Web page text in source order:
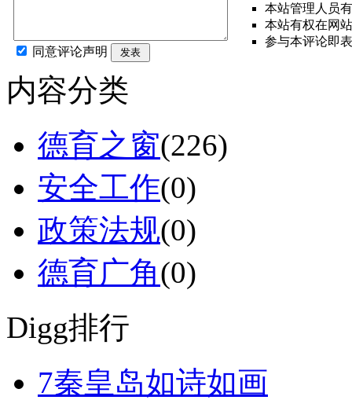
同意评论声明 发表
本站管理人员
本站有权在网
参与本评论即
内容分类
德育之窗(226)
安全工作(0)
政策法规(0)
德育广角(0)
Digg排行
7秦皇岛如诗如画